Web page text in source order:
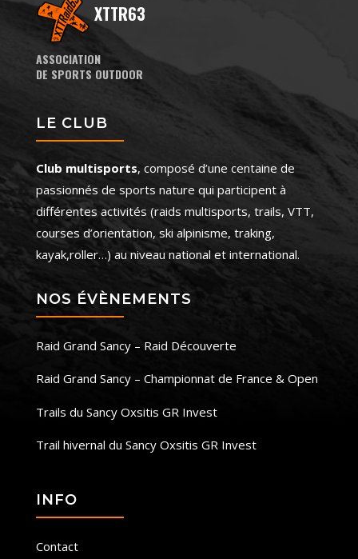
XTTR63
ASSOCIATION
DE SPORTS OUTDOOR
LE CLUB
Club multisports, composé d’une centaine de
passionnés de sports nature qui participent à
différentes activités (raids multisports, trails, VTT,
courses d’orientation, ski alpinisme, traking,
kayak,roller…) au niveau national et international.
NOS ÉVÈNEMENTS
Raid Grand Sancy – Raid Découverte
Raid Grand Sancy – Championnat de France & Open
Trails du Sancy Oxsitis GR Invest
Trail hivernal du Sancy Oxsitis GR Invest
INFO
Contact